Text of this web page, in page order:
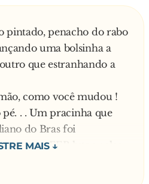
pintado, penacho do rabo
uma bolsinha a
que estranhando a
como você mudou !
. . Um pracinha que
do Bras foi
com a FEB lutar pelos
Italia. Colocou seu louro
e começou a desfilar